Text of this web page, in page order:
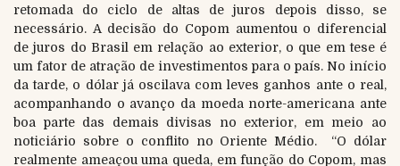
retomada do ciclo de altas de juros depois disso, se
necessário. A decisão do Copom aumentou o diferencial
de juros do Brasil em relação ao exterior, o que em tese é
um fator de atração de investimentos para o país. No início
da tarde, o dólar já oscilava com leves ganhos ante o real,
acompanhando o avanço da moeda norte-americana ante
boa parte das demais divisas no exterior, em meio ao
noticiário sobre o conflito no Oriente Médio. “O dólar
realmente ameaçou uma queda, em função do Copom, mas